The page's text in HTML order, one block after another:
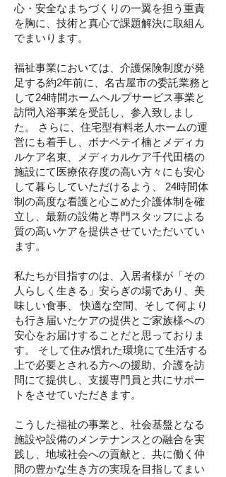
心・安全なまちづくりの一翼を担う重責
を胸に、技術と真心で課題解決に取組ん
でまいります。
福祉事業においては、介護保険制度が発
足する約2年前に、名古屋市の委託業務と
して24時間ホームヘルプサービス事業と
訪問入浴事業を受託し、参入致しまし
た。 さらに、住宅型有料老人ホームの運
営にも着手し、ボナペテイ楠とメディカ
ルケア名東、メディカルケア千代田橋の
施設にて医療依存度の高い方々にも安心
して暮らしていただけるよう、 24時間体
制の高度な看護と心こめた介護体制を確
立し、最新の設備と専門スタッフによる
質の高いケアを提供させていただいてい
ます。
私たちが目指すのは、入居者様が「その
人らしく生きる」安らぎの場であり、美
味しい食事、 快適な空間、そして何より
も行き届いたケアの提供とご家族様への
安心をお届けすることだと思っておりま
す。 そして住み慣れた環境にて生活する
上で必要とされる方への援助、介護を訪
問にて提供し、支援専門員と共にサポー
トをさせていただきます。
こうした福祉の事業と、社会基盤となる
施設や設備のメンテナンスとの融合を実
践し、地域社会への貢献と、共に働く仲
間の豊かな生き方の実現を目指してまい